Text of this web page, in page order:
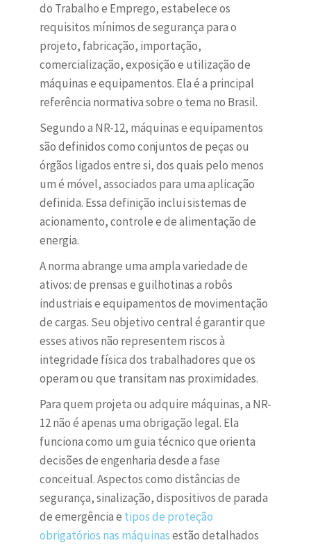
do Trabalho e Emprego, estabelece os
requisitos mínimos de segurança para o
projeto, fabricação, importação,
comercialização, exposição e utilização de
máquinas e equipamentos. Ela é a principal
referência normativa sobre o tema no Brasil.
Segundo a NR-12, máquinas e equipamentos
são definidos como conjuntos de peças ou
órgãos ligados entre si, dos quais pelo menos
um é móvel, associados para uma aplicação
definida. Essa definição inclui sistemas de
acionamento, controle e de alimentação de
energia.
A norma abrange uma ampla variedade de
ativos: de prensas e guilhotinas a robôs
industriais e equipamentos de movimentação
de cargas. Seu objetivo central é garantir que
esses ativos não representem riscos à
integridade física dos trabalhadores que os
operam ou que transitam nas proximidades.
Para quem projeta ou adquire máquinas, a NR-
12 não é apenas uma obrigação legal. Ela
funciona como um guia técnico que orienta
decisões de engenharia desde a fase
conceitual. Aspectos como distâncias de
segurança, sinalização, dispositivos de parada
de emergência e tipos de proteção
obrigatórios nas máquinasestão detalhados